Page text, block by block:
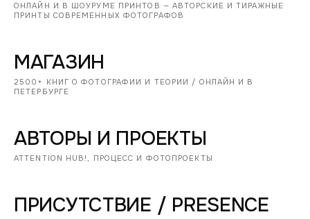
ОНЛАЙН И В ШОУРУМЕ ПРИНТОВ — АВТОРСКИЕ И ТИРАЖНЫЕ
ПРИНТЫ СОВРЕМЕННЫХ ФОТОГРАФОВ
МАГАЗИН
2500+ КНИГ О ФОТОГРАФИИ И ТЕОРИИ / ОНЛАЙН И В
ПЕТЕРБУРГЕ
АВТОРЫ И ПРОЕКТЫ
ATTENTION HUB!, ПРОЦЕСС И ФОТОПРОЕКТЫ
ПРИСУТСТВИЕ / PRESENCE